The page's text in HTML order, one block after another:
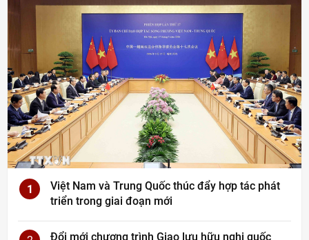
1
Việt Nam và Trung Quốc thúc đẩy hợp tác phát
triển trong giai đoạn mới
Đổi mới chương trình Giao lưu hữu nghị quốc